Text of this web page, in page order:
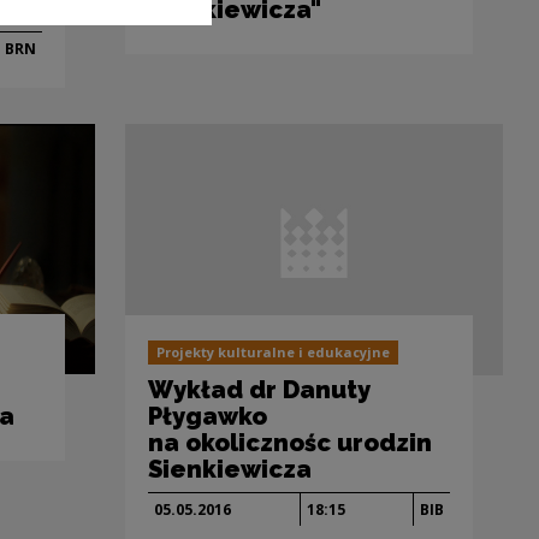
BRN
Sienkiewicza"
Projekty kulturalne i edukacyjne
Wykład dr Danuty
Płygawko
na okolicznośc urodzin
Sienkiewicza
05.05.2016 18:15 BIB